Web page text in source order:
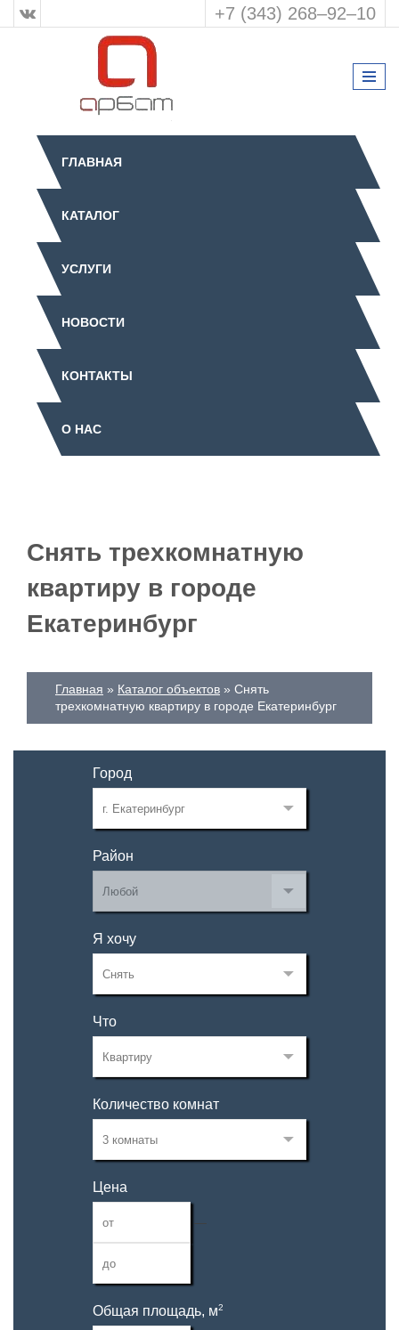
+7 (343) 268‒92‒10
ГЛАВНАЯ
КАТАЛОГ
УСЛУГИ
НОВОСТИ
КОНТАКТЫ
О НАС
Снять трехкомнатную
квартиру в городе
Екатеринбург
Главная Каталог объектов
Снять
трехкомнатную квартиру в городе Екатеринбург
Город
Район
Я хочу
Что
Количество комнат
Цена
—
Общая площадь, м2